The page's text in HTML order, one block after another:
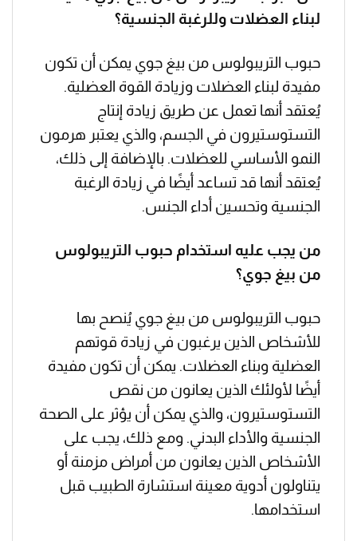
لبناء العضلات وللرغبة الجنسية؟
حبوب التريبولوس من بيغ جوي يمكن أن تكون
مفيدة لبناء العضلات وزيادة القوة العضلية.
يُعتقد أنها تعمل عن طريق زيادة إنتاج
التستوستيرون في الجسم، والذي يعتبر هرمون
النمو الأساسي للعضلات. بالإضافة إلى ذلك،
يُعتقد أنها قد تساعد أيضًا في زيادة الرغبة
الجنسية وتحسين أداء الجنس.
من يجب عليه استخدام حبوب التريبولوس
من بيغ جوي؟
حبوب التريبولوس من بيغ جوي يُنصح بها
للأشخاص الذين يرغبون في زيادة قوتهم
العضلية وبناء العضلات. يمكن أن تكون مفيدة
أيضًا لأولئك الذين يعانون من نقص
التستوستيرون، والذي يمكن أن يؤثر على الصحة
الجنسية والأداء البدني. ومع ذلك، يجب على
الأشخاص الذين يعانون من أمراض مزمنة أو
يتناولون أدوية معينة استشارة الطبيب قبل
استخدامها.